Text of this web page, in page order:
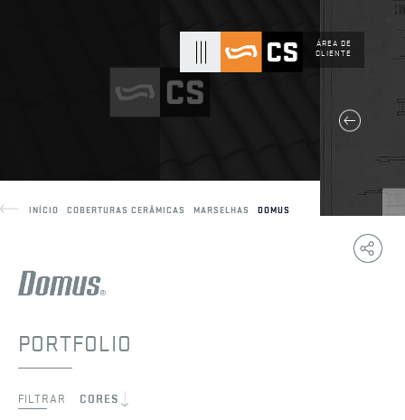
ÁREA DE
CLIENTE
INÍCIO COBERTURAS CERÂMICAS MARSELHAS DOMUS
Copy
Link
PORTFOLIO
FILTRAR CORES